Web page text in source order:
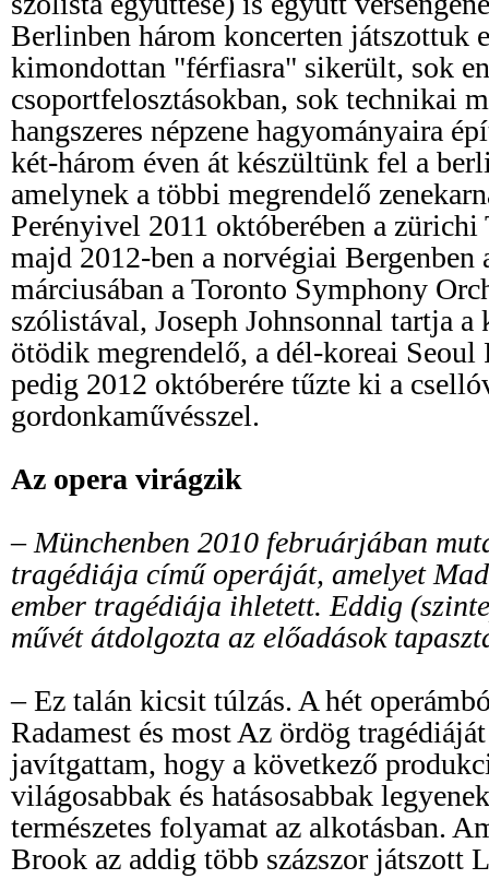
Berlinben három koncerten játszottuk
kimondottan "férfiasra" sikerült, sok
csoportfelosztásokban, sok technikai
hangszeres népzene hagyományaira
két-három éven át készültünk fel a
amelynek a többi megrendelő
Perényivel 2011 októberében a zürichi
majd 2012-ben a norvégiai Bergenben
márciusában a Toronto Symphony
szólistával, Joseph Johnsonnal tartja a
ötödik megrendelő, a dél-koreai
pedig 2012 októberére tűzte ki a
gordonkaművésszel.
Az opera virágzik
– Münchenben 2010 februárjában
tragédiája című operáját, amelyet
ember tragédiája ihletett. Eddig
művét átdolgozta az előadások
– Ez talán kicsit túlzás. A hét
Radamest és most Az ördög
javítgattam, hogy a következő
világosabbak és hatásosabbak
természetes folyamat az alkotásban.
Brook az addig több százszor játszott